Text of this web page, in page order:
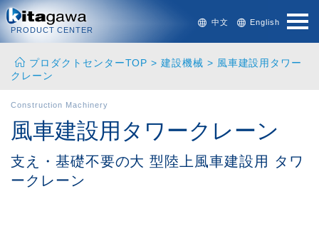
PRODUCT CENTER
中文 English
プロダクトセンターTOP >建設機械 > 風車建設用タワー
クレーン
Construction Machinery
風車建設用タワークレーン
支え・基礎不要の大 型陸上風車建設用 タワ
ークレーン